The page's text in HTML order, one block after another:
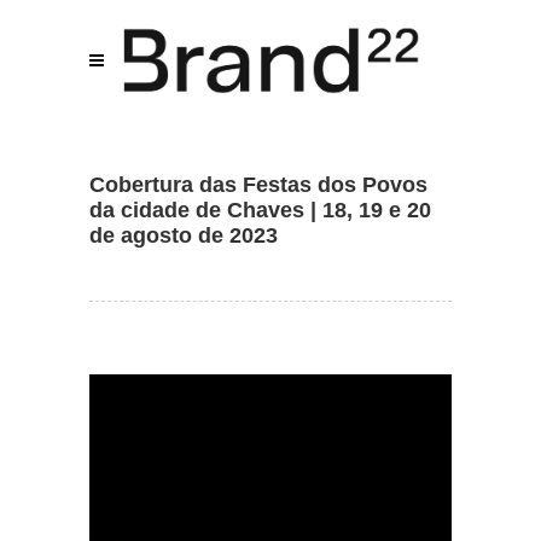
Cobertura das Festas dos Povos
da cidade de Chaves | 18, 19 e 20
de agosto de 2023
B22
Online